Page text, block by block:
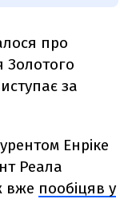
про
за
Енріке
Реала
вже пообіцяв у